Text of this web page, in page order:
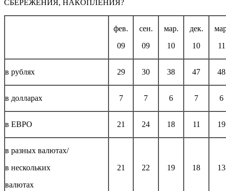
СБЕРЕЖЕНИЯ, НАКОПЛЕНИЯ?
фев.
09
сен.
09
мар.
10
дек.
10
11
в рублях 29 30 38 47 48
в долларах 7 7 6 7 6
в ЕВРО 21 24 18 11 19
в разных валютах/
в нескольких
валютах
21 22 19 18 13